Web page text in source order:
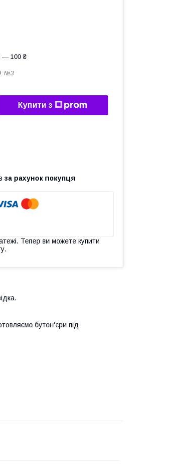
— 100 ₴
№3
Купити з
за рахунок покупця
Тепер ви можете купити
бутон'єри під